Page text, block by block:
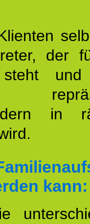
der
steht
in
kann: